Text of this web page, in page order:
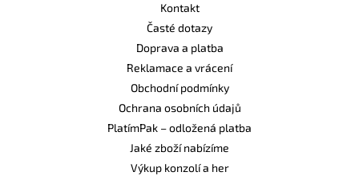
Kontakt
Časté dotazy
Doprava a platba
Reklamace a vrácení
Obchodní podmínky
Ochrana osobních údajů
PlatímPak – odložená platba
Jaké zboží nabízíme
Výkup konzolí a her